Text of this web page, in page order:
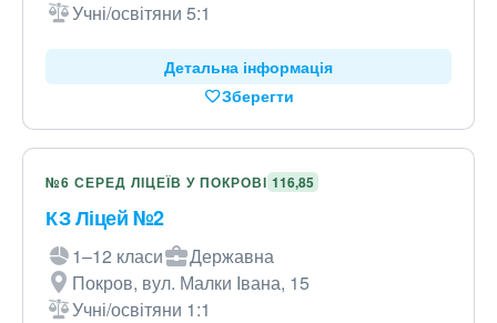
Учні/освітяни 5:1
Детальна інформація
Зберегти
№6 СЕРЕД ЛІЦЕЇВ У ПОКРОВІ 116,85
КЗ Ліцей №2
1–12 класи
Державна
Покров, вул. Малки Івана, 15
Учні/освітяни 1:1